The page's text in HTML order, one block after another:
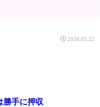
2026.05.22
勝手に押収